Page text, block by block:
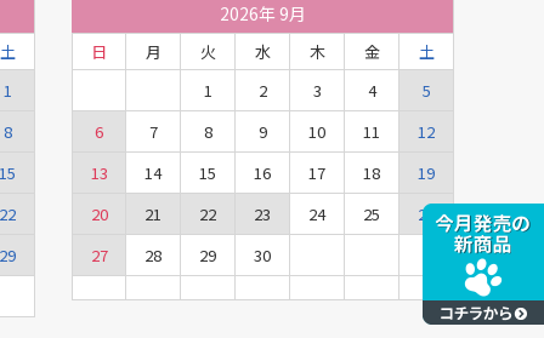
土
1
8
15
22
29
2026年 9月
日 月 火 水 木 金
土
1
2 3 4
5
6
7 8 9 10 11
12
13
14 15 16 17 18
19
20
21 22 23 24 25
26
27
28 29 30